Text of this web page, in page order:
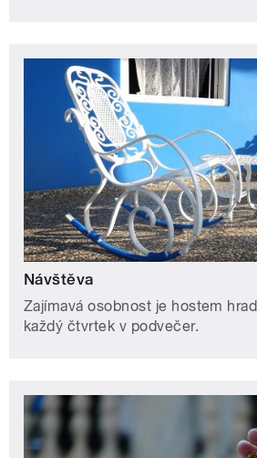
Návštěva
Zajímavá osobnost je hostem
každý čtvrtek v podvečer.